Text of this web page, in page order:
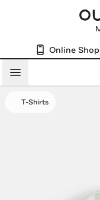
Online Shop
Menü
T-Shirts